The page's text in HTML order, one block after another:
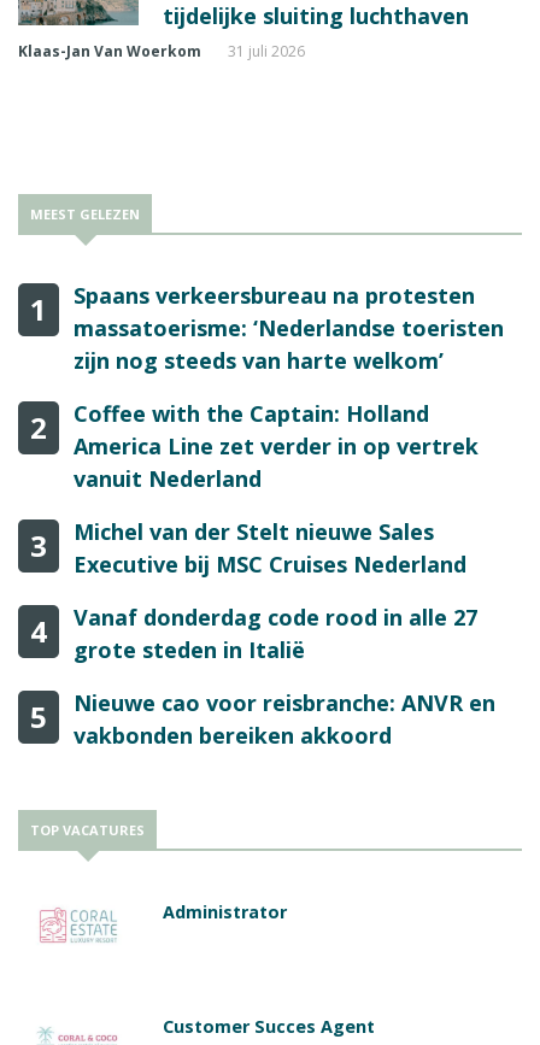
tijdelijke sluiting luchthaven
Klaas-Jan Van Woerkom 31 juli 2026
MEEST GELEZEN
1
Spaans verkeersbureau na protesten
massatoerisme: ‘Nederlandse toeristen
zijn nog steeds van harte welkom’
2
Coffee with the Captain: Holland
America Line zet verder in op vertrek
vanuit Nederland
3
Michel van der Stelt nieuwe Sales
Executive bij MSC Cruises Nederland
4
Vanaf donderdag code rood in alle 27
grote steden in Italië
5
Nieuwe cao voor reisbranche: ANVR en
vakbonden bereiken akkoord
TOP VACATURES
Administrator
Customer Succes Agent